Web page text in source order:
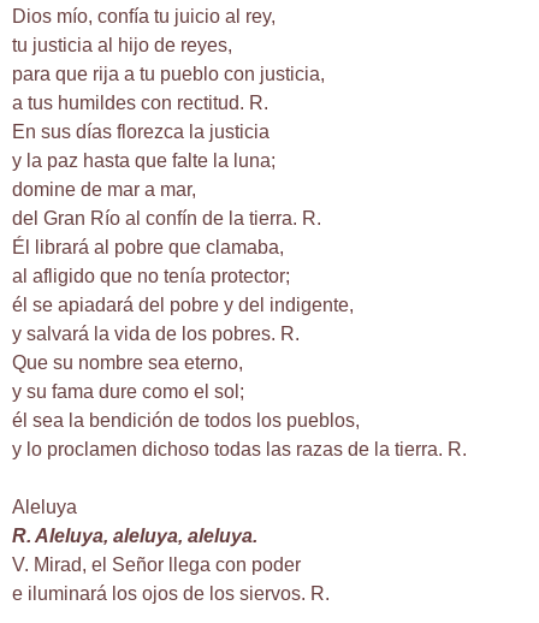
Dios mío, confía tu juicio al rey,
tu justicia al hijo de reyes,
para que rija a tu pueblo con justicia,
a tus humildes con rectitud. R.
En sus días florezca la justicia
y la paz hasta que falte la luna;
domine de mar a mar,
del Gran Río al confín de la tierra. R.
Él librará al pobre que clamaba,
al afligido que no tenía protector;
él se apiadará del pobre y del indigente,
y salvará la vida de los pobres. R.
Que su nombre sea eterno,
y su fama dure como el sol;
él sea la bendición de todos los pueblos,
y lo proclamen dichoso todas las razas de la tierra. R.
Aleluya
R. Aleluya, aleluya, aleluya.
V. Mirad, el Señor llega con poder
e iluminará los ojos de los siervos. R.